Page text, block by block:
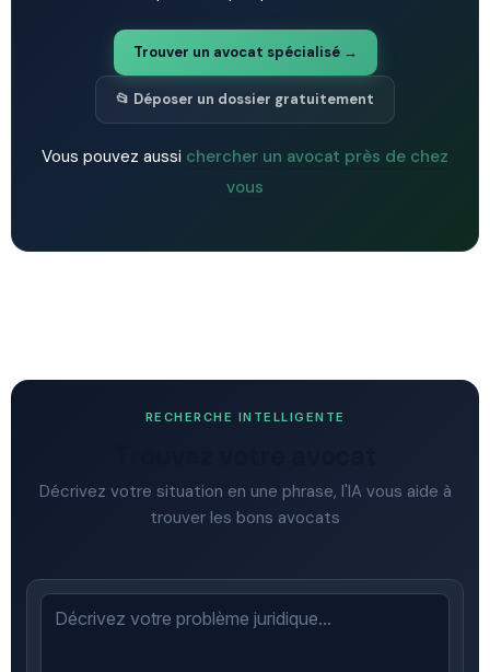
Trouver un avocat spécialisé →
📂 Déposer un dossier gratuitement
Vous pouvez aussi chercher un avocat près de chez
vous
RECHERCHE INTELLIGENTE
Décrivez votre situation en une phrase, l'IA vous aide à
trouver les bons avocats